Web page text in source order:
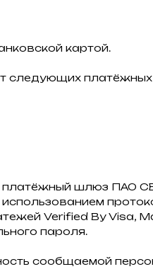
картой.
следующих платёжных
платёжный шлюз ПАО
Verified By Visa,
пароля.
сообщаемой